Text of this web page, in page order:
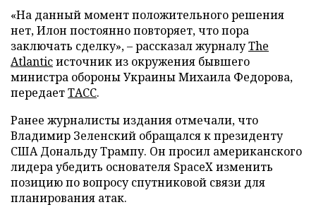
«На данный момент положительного решения
нет, Илон постоянно повторяет, что пора
заключать сделку», – рассказал журналуThe
Atlanticисточник из окружения бывшего
министра обороны Украины Михаила Федорова,
передаетТАСС.
Ранее журналисты издания отмечали, что
Владимир Зеленский обращался к президенту
США Дональду Трампу. Он просил американского
лидера убедить основателя SpaceX изменить
позицию по вопросу спутниковой связи для
планирования атак.